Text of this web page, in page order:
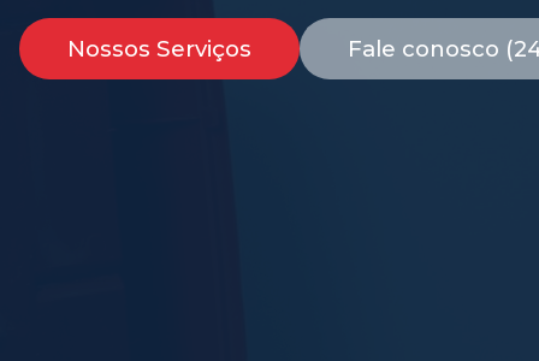
Nossos Serviços Fale conosco